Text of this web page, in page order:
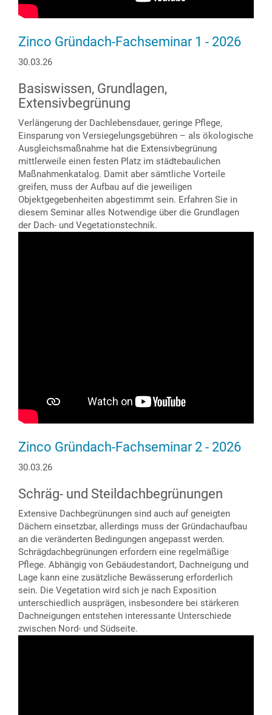
Zinco Gründach-Fachseminar 1 - 2026
30.03.26
Basiswissen, Grundlagen,
Extensivbegrünung
Verlängerung der Dachlebensdauer, geringe Pflege,
Einsparung von Versiegelungsgebühren – als ökologische
Ausgleichsmaßnahme hat die Extensivbegrünung
mittlerweile einen festen Platz im städtebaulichen
Maßnahmenkatalog. Damit aber sämtliche Vorteile
greifen, muss der Aufbau auf die jeweiligen
Objektgegebenheiten abgestimmt sein. Erfahren Sie in
diesem Seminar alles Notwendige über die Grundlagen
der Dach- und Vegetationstechnik.
Zinco Gründach-Fachseminar 2 - 2026
30.03.26
Schräg- und Steildachbegrünungen
Extensive Dachbegrünungen sind auch auf geneigten
Dächern einsetzbar, allerdings muss der Gründachaufbau
an die veränderten Bedingungen angepasst werden.
Schrägdachbegrünungen erfordern eine regelmäßige
Pflege. Abhängig von Gebäudestandort, Dachneigung und
Lage kann eine zusätzliche Bewässerung erforderlich
sein. Die Vegetation wird sich je nach Exposition
unterschiedlich ausprägen, insbesondere bei stärkeren
Dachneigungen entstehen interessante Unterschiede
zwischen Nord- und Südseite.